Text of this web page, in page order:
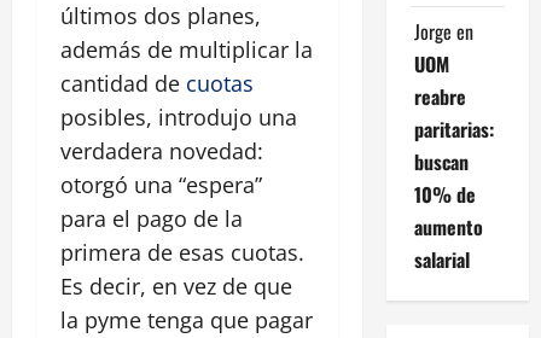
últimos dos planes,
además de multiplicar la
cantidad de cuotas
posibles, introdujo una
verdadera novedad:
otorgó una “espera”
para el pago de la
primera de esas cuotas.
Es decir, en vez de que
la pyme tenga que pagar
Jorge en
UOM
reabre
paritarias:
buscan
10% de
aumento
salarial